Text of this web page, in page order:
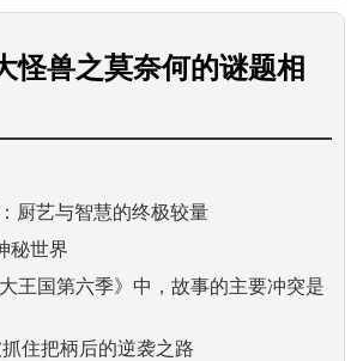
怪兽之莫奈何的谜题相
厨艺与智慧的终极较量
秘世界
王国第六季》中，故事的主要冲突是
住把柄后的逆袭之路